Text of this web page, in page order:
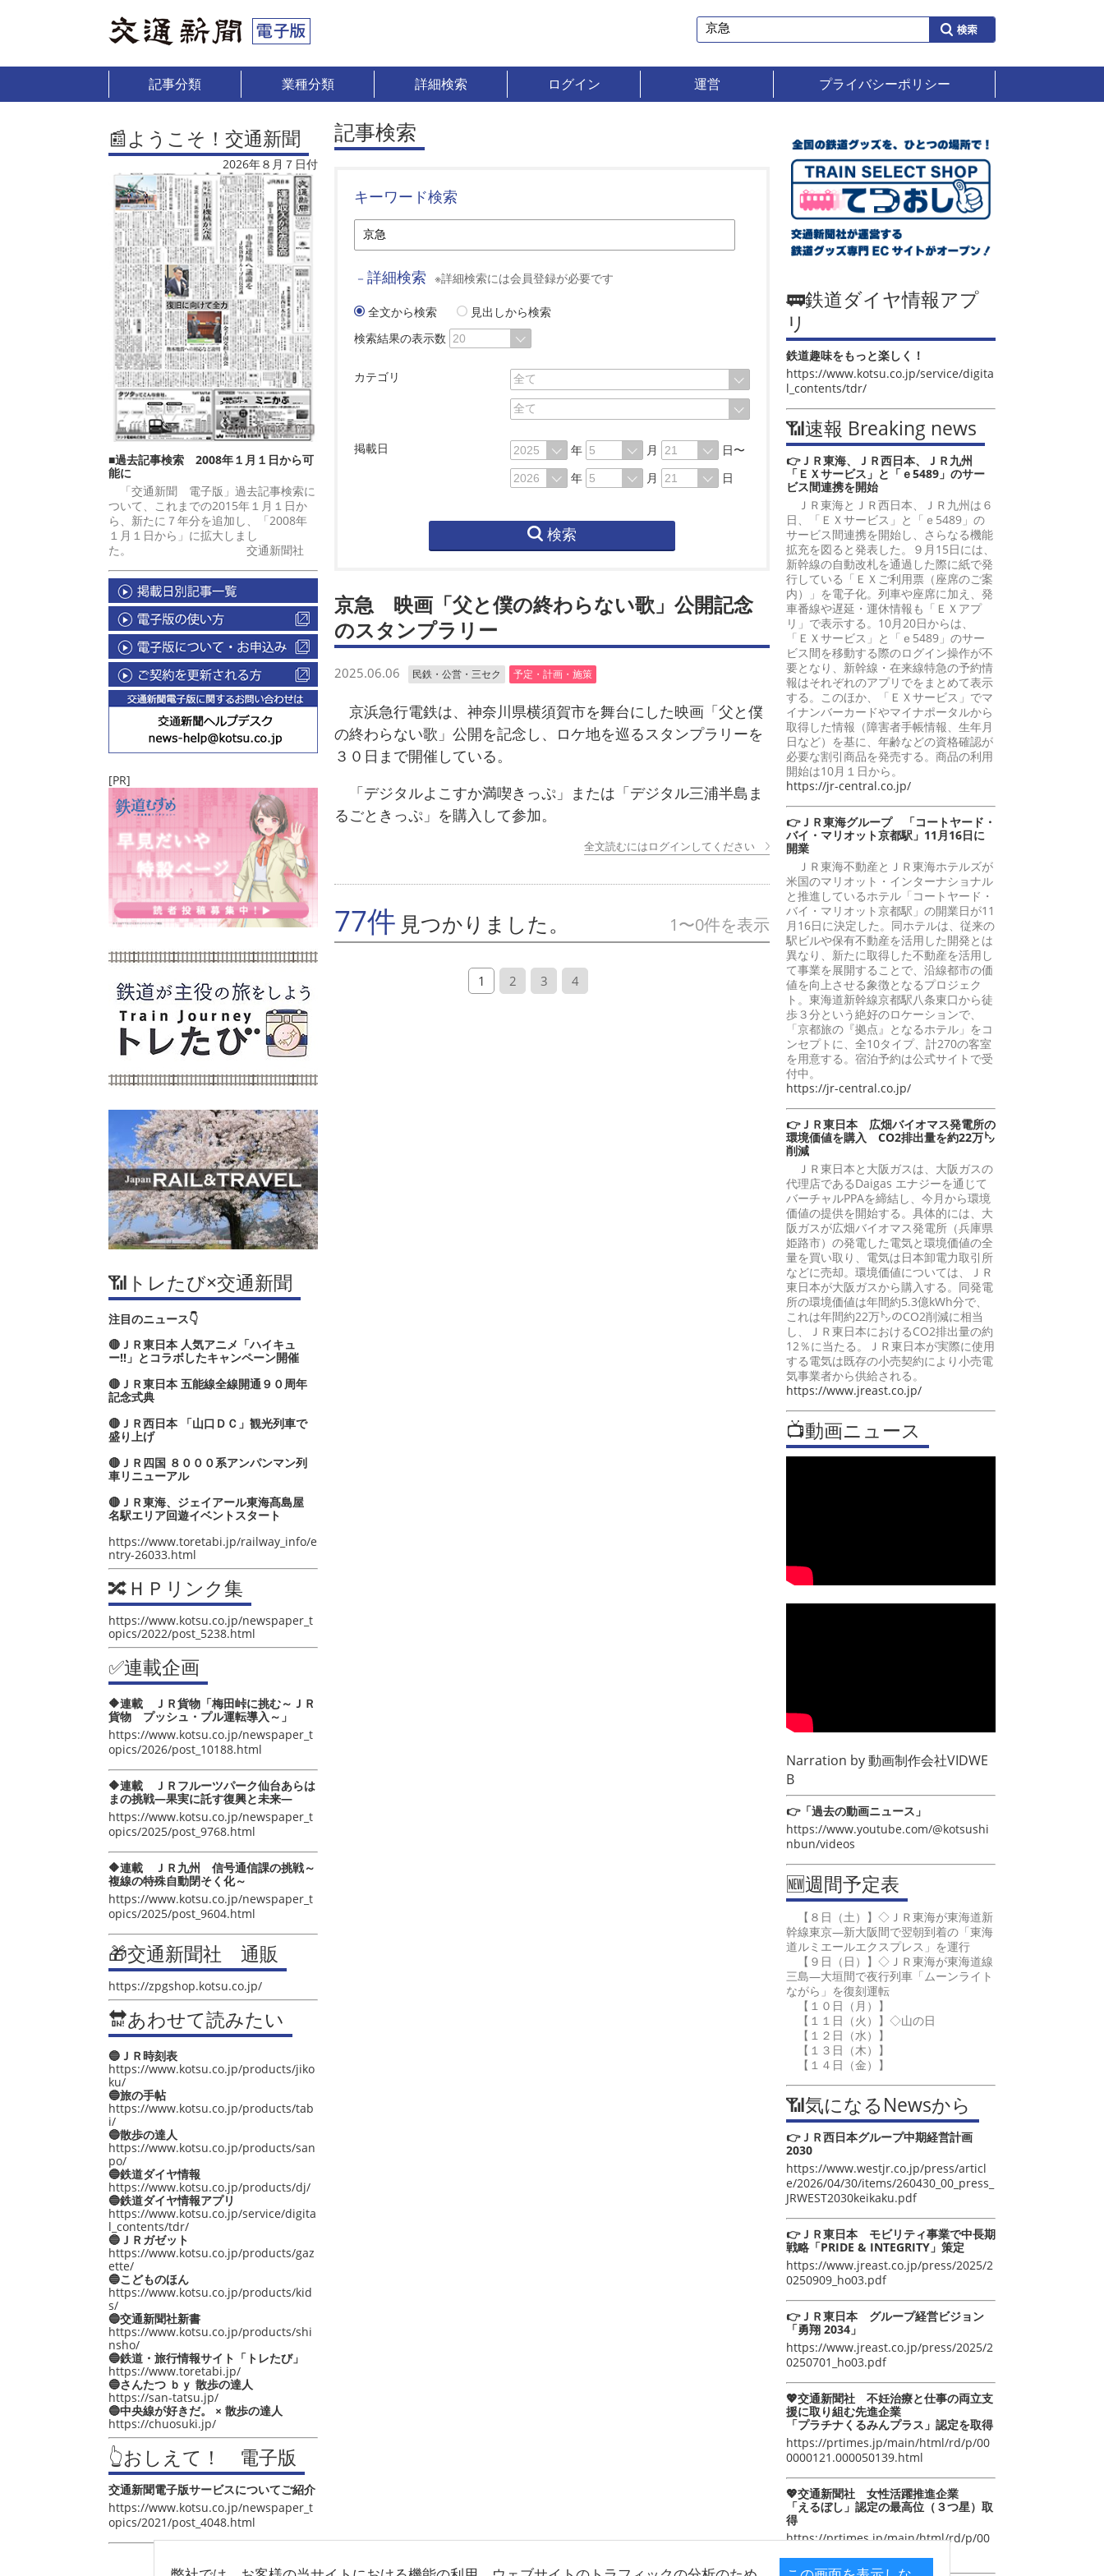
記事分類 業種分類 詳細検索 ログイン 運営 プライバシーポリシー
📰ようこそ！交通新聞
2026年８月７日付
■過去記事検索 2008年１月１日から可
能に
「交通新聞 電子版」過去記事検索に
ついて、これまでの2015年１月１日か
ら、新たに７年分を追加し、「2008年
１月１日から」に拡大しまし
た。 交通新聞社
[PR]
📶トレたび×交通新聞
注目のニュース👇
🔴ＪＲ東日本 人気アニメ「ハイキュ
ー‼」とコラボしたキャンペーン開催
🔴ＪＲ東日本 五能線全線開通９０周年
記念式典
🔴ＪＲ西日本 「山口ＤＣ」観光列車で
盛り上げ
🔴ＪＲ四国 ８０００系アンパンマン列
車リニューアル
🔴ＪＲ東海、ジェイアール東海髙島屋
名駅エリア回遊イベントスタート
https://www.toretabi.jp/railway_info/e
ntry-26033.html
🔀ＨＰリンク集
https://www.kotsu.co.jp/newspaper_t
opics/2022/post_5238.html
✅連載企画
🔶連載 ＪＲ貨物「梅田峠に挑む～ＪＲ
貨物 プッシュ・プル運転導入～」
https://www.kotsu.co.jp/newspaper_t
opics/2026/post_10188.html
🔶連載 ＪＲフルーツパーク仙台あらは
まの挑戦―果実に託す復興と未来―
https://www.kotsu.co.jp/newspaper_t
opics/2025/post_9768.html
🔶連載 ＪＲ九州 信号通信課の挑戦～
複線の特殊自動閉そく化～
https://www.kotsu.co.jp/newspaper_t
opics/2025/post_9604.html
🎁交通新聞社 通販
https://zpgshop.kotsu.co.jp/
🔛あわせて読みたい
🔵ＪＲ時刻表
https://www.kotsu.co.jp/products/jiko
ku/
🔵旅の手帖
https://www.kotsu.co.jp/products/tab
i/
🔵散歩の達人
https://www.kotsu.co.jp/products/san
po/
🔵鉄道ダイヤ情報
https://www.kotsu.co.jp/products/dj/
🔵鉄道ダイヤ情報アプリ
https://www.kotsu.co.jp/service/digita
l_contents/tdr/
🔵ＪＲガゼット
https://www.kotsu.co.jp/products/gaz
ette/
🔵こどものほん
https://www.kotsu.co.jp/products/kid
s/
🔵交通新聞社新書
https://www.kotsu.co.jp/products/shi
nsho/
🔵鉄道・旅行情報サイト「トレたび」
https://www.toretabi.jp/
🔵さんたつ ｂｙ 散歩の達人
https://san-tatsu.jp/
🔵中央線が好きだ。 × 散歩の達人
https://chuosuki.jp/
👆おしえて！ 電子版
交通新聞電子版サービスについてご紹介
https://www.kotsu.co.jp/newspaper_t
opics/2021/post_4048.html
記事検索
キーワード検索
－ 詳細検索 ※詳細検索には会員登録が必要です
全文から検索
見出しから検索
検索結果の表示数
カテゴリ
掲載日 年 月
日〜
年
月 日
検索
京急 映画「父と僕の終わらない歌」公開記念
のスタンプラリー
2025.06.06 民鉄・公営・三セク 予定・計画・施策
京浜急行電鉄は、神奈川県横須賀市を舞台にした映画「父と僕
の終わらない歌」公開を記念し、ロケ地を巡るスタンプラリーを
３０日まで開催している。
「デジタルよこすか満喫きっぷ」または「デジタル三浦半島ま
るごときっぷ」を購入して参加。
全文読むにはログインしてください
77件 見つかりました。 1〜0件を表示
1 2 3 4
🚃鉄道ダイヤ情報アプ
リ
鉄道趣味をもっと楽しく！
https://www.kotsu.co.jp/service/digita
l_contents/tdr/
📶速報 Breaking news
👉ＪＲ東海、ＪＲ西日本、ＪＲ九州
「ＥＸサービス」と「ｅ5489」のサー
ビス間連携を開始
ＪＲ東海とＪＲ西日本、ＪＲ九州は６
日、「ＥＸサービス」と「ｅ5489」の
サービス間連携を開始し、さらなる機能
拡充を図ると発表した。９月15日には、
新幹線の自動改札を通過した際に紙で発
行している「ＥＸご利用票（座席のご案
内）」を電子化。列車や座席に加え、発
車番線や遅延・運休情報も「ＥＸアプ
リ」で表示する。10月20日からは、
「ＥＸサービス」と「ｅ5489」のサー
ビス間を移動する際のログイン操作が不
要となり、新幹線・在来線特急の予約情
報はそれぞれのアプリでをまとめて表示
する。このほか、「ＥＸサービス」でマ
イナンバーカードやマイナポータルから
取得した情報（障害者手帳情報、生年月
日など）を基に、年齢などの資格確認が
必要な割引商品を発売する。商品の利用
開始は10月１日から。
https://jr-central.co.jp/
👉ＪＲ東海グループ 「コートヤード・
バイ・マリオット京都駅」11月16日に
開業
ＪＲ東海不動産とＪＲ東海ホテルズが
米国のマリオット・インターナショナル
と推進しているホテル「コートヤード・
バイ・マリオット京都駅」の開業日が11
月16日に決定した。同ホテルは、従来の
駅ビルや保有不動産を活用した開発とは
異なり、新たに取得した不動産を活用し
て事業を展開することで、沿線都市の価
値を向上させる象徴となるプロジェク
ト。東海道新幹線京都駅八条東口から徒
歩３分という絶好のロケーションで、
「京都旅の『拠点』となるホテル」をコ
ンセプトに、全10タイプ、計270の客室
を用意する。宿泊予約は公式サイトで受
付中。
https://jr-central.co.jp/
👉ＪＲ東日本 広畑バイオマス発電所の
環境価値を購入 CO2排出量を約22万㌧
削減
ＪＲ東日本と大阪ガスは、大阪ガスの
代理店であるDaigas エナジーを通じて
バーチャルPPAを締結し、今月から環境
価値の提供を開始する。具体的には、大
阪ガスが広畑バイオマス発電所（兵庫県
姫路市）の発電した電気と環境価値の全
量を買い取り、電気は日本卸電力取引所
などに売却。環境価値については、ＪＲ
東日本が大阪ガスから購入する。同発電
所の環境価値は年間約5.3億kWh分で、
これは年間約22万㌧のCO2削減に相当
し、ＪＲ東日本におけるCO2排出量の約
12％に当たる。ＪＲ東日本が実際に使用
する電気は既存の小売契約により小売電
気事業者から供給される。
https://www.jreast.co.jp/
📺動画ニュース
Narration by動画制作会社VIDWE
B
👉「過去の動画ニュース」
https://www.youtube.com/@kotsushi
nbun/videos
🆕週間予定表
【８日（土）】◇ＪＲ東海が東海道新
幹線東京―新大阪間で翌朝到着の「東海
道ルミエールエクスプレス」を運行
【９日（日）】◇ＪＲ東海が東海道線
三島―大垣間で夜行列車「ムーンライト
ながら」を復刻運転
【１０日（月）】
【１１日（火）】◇山の日
【１２日（水）】
【１３日（木）】
【１４日（金）】
📶気になるNewsから
👉ＪＲ西日本グループ中期経営計画
2030
https://www.westjr.co.jp/press/articl
e/2026/04/30/items/260430_00_press_
JRWEST2030keikaku.pdf
👉ＪＲ東日本 モビリティ事業で中長期
戦略「PRIDE & INTEGRITY」策定
https://www.jreast.co.jp/press/2025/2
0250909_ho03.pdf
👉ＪＲ東日本 グループ経営ビジョン
「勇翔 2034」
https://www.jreast.co.jp/press/2025/2
0250701_ho03.pdf
💖交通新聞社 不妊治療と仕事の両立支
援に取り組む先進企業
「プラチナくるみんプラス」認定を取得
https://prtimes.jp/main/html/rd/p/00
0000121.000050139.html
💖交通新聞社 女性活躍推進企業
「えるぼし」認定の最高位（３つ星）取
得
https://prtimes.jp/main/html/rd/p/00